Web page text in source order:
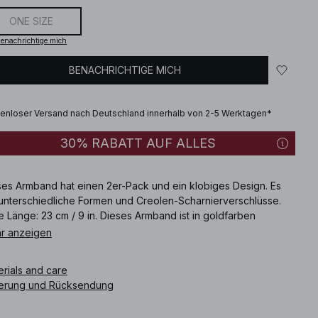
ONE SIZE
mich
BENACHRICHTIGE MICH
Versand nach Deutschland innerhalb von 2-5 Werktagen*
30% RABATT AUF ALLES
Armband hat einen 2er-Pack und ein klobiges Design. Es
Formen und Creolen-Scharnierverschlüsse.
Länge: 23 cm / 9 in. Dieses Armband ist in goldfarben
anzeigen
and care
und Rücksendung